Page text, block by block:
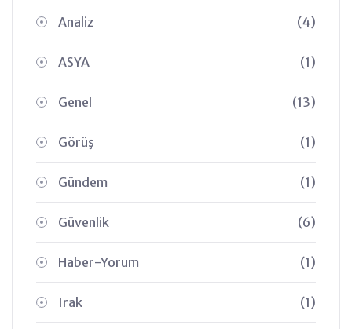
Analiz (4)
ASYA (1)
Genel (13)
Görüş (1)
Gündem (1)
Güvenlik (6)
Haber-Yorum (1)
Irak (1)